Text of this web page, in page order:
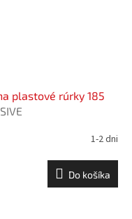
plastové rúrky 185
1-2 dni
Do košíka